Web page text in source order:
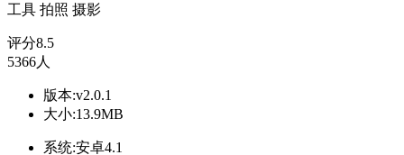
工具 拍照 摄影
评分8.5
5366人
版本:v2.0.1
大小:13.9MB
系统:安卓4.1